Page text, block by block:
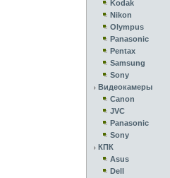
Kodak
Nikon
Olympus
Panasonic
Pentax
Samsung
Sony
Видеокамеры
Canon
JVC
Panasonic
Sony
КПК
Asus
Dell